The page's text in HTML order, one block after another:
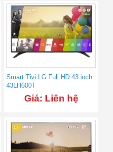
Smart Tivi LG Full HD 43 inch
43LH600T
Giá: Liên hệ